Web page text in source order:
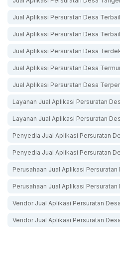
Jual Aplikasi Persuratan Desa
Jual Aplikasi Persuratan Desa
Jual Aplikasi Persuratan Desa
Jual Aplikasi Persuratan Desa
Jual Aplikasi Persuratan Desa
Layanan Jual Aplikasi Persuratan
Layanan Jual Aplikasi Persuratan
Penyedia Jual Aplikasi Persuratan
Penyedia Jual Aplikasi Persuratan
Perusahaan Jual Aplikasi Persuratan
Perusahaan Jual Aplikasi Persuratan
Vendor Jual Aplikasi Persuratan Desa
Vendor Jual Aplikasi Persuratan